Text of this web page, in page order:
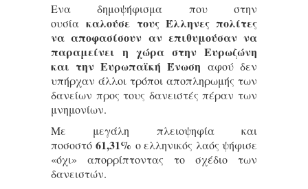
Ενα δημοψήφισμα που στην
ουσίακαλούσε τους Έλληνες πολίτες
να αποφασίσουν αν επιθυμούσαν να
παραμείνει η χώρα στην Ευρωζώνη
και την Ευρωπαϊκή Ένωση αφού δεν
υπήρχαν άλλοι τρόποι αποπληρωμής των
δανείων προς τους δανειστές πέραν των
μνημονίων.
Με μεγάλη πλειοψηφία και
ποσοστό61,31% ο ελληνικός λαός ψήφισε
«όχι» απορρίπτοντας το σχέδιο των
δανειστών.